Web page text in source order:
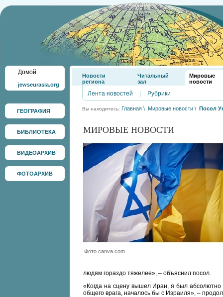
Домой
jewseurasia.org
ГЕОГРАФИЯ
БИБЛИОТЕКА
ВИДЕОАРХИВ
ФОТОАРХИВ
Новости
региона
Читальный
зал
Мировые
новости
Лента новостей Рубрики
Вы находитесь: Главная \ Мировые новости \ Посол
МИРОВЫЕ НОВОСТИ
Фото canva.com
людям гораздо тяжелее», – объяснил посол.
«Когда на сцену вышел Иран, я был абсолютно
общего врага, началось бы с Израиля», –